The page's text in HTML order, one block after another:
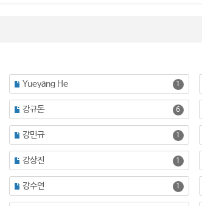
Yueyang He 1
강규돈 6
강민규 1
강상진 1
강수연 1